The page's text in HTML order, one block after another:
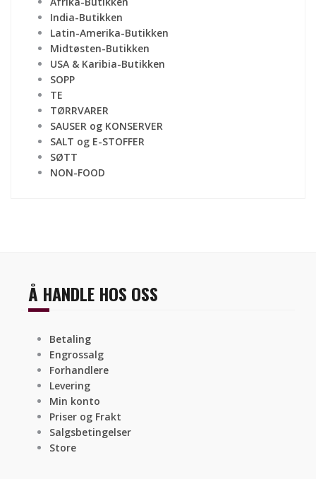
India-Butikken
Latin-Amerika-Butikken
Midtøsten-Butikken
USA & Karibia-Butikken
SOPP
TE
TØRRVARER
SAUSER og KONSERVER
SALT og E-STOFFER
SØTT
NON-FOOD
Å HANDLE HOS OSS
Betaling
Engrossalg
Forhandlere
Levering
Min konto
Priser og Frakt
Salgsbetingelser
Store